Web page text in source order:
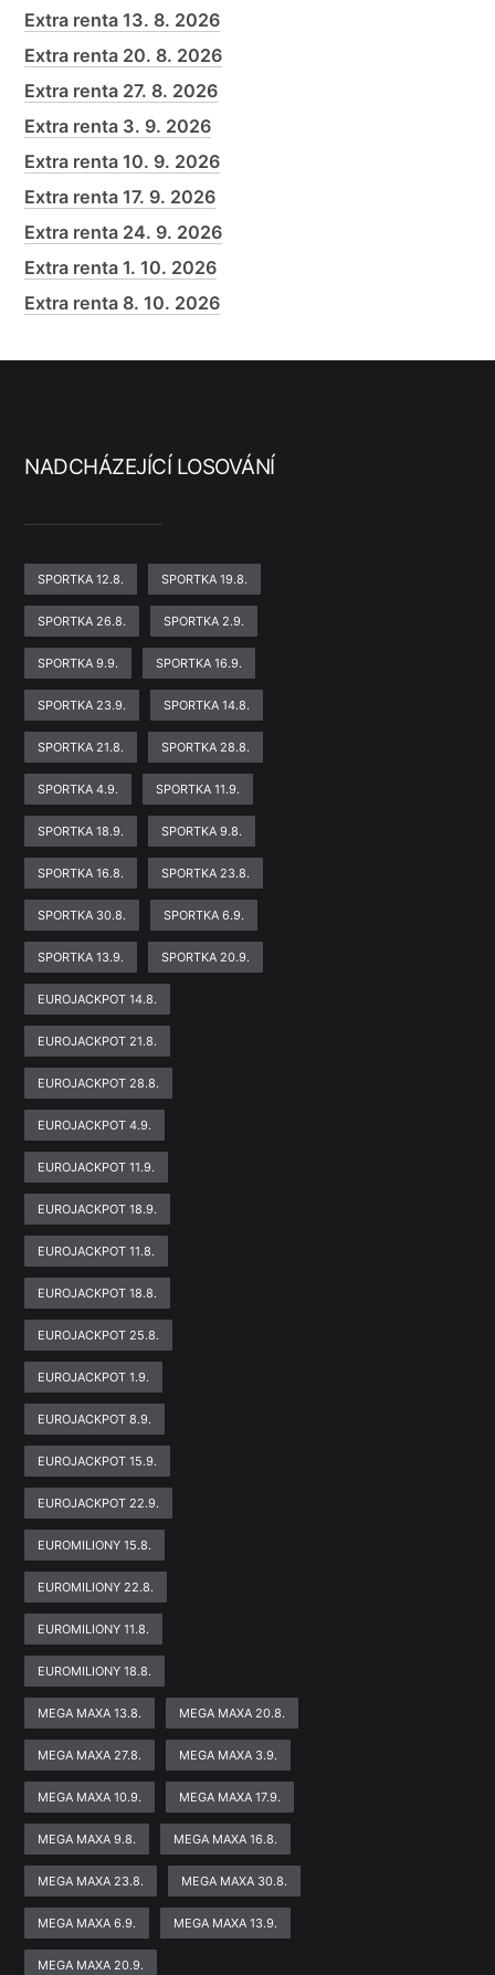
Extra renta 13. 8. 2026
Extra renta 20. 8. 2026
Extra renta 27. 8. 2026
Extra renta 3. 9. 2026
Extra renta 10. 9. 2026
Extra renta 17. 9. 2026
Extra renta 24. 9. 2026
Extra renta 1. 10. 2026
Extra renta 8. 10. 2026
NADCHÁZEJÍCÍ LOSOVÁNÍ
SPORTKA 12.8. SPORTKA 19.8.
SPORTKA 26.8. SPORTKA 2.9.
SPORTKA 9.9. SPORTKA 16.9.
SPORTKA 23.9. SPORTKA 14.8.
SPORTKA 21.8. SPORTKA 28.8.
SPORTKA 4.9. SPORTKA 11.9.
SPORTKA 18.9. SPORTKA 9.8.
SPORTKA 16.8. SPORTKA 23.8.
SPORTKA 30.8. SPORTKA 6.9.
SPORTKA 13.9. SPORTKA 20.9.
EUROJACKPOT 14.8.
EUROJACKPOT 21.8.
EUROJACKPOT 28.8.
EUROJACKPOT 4.9.
EUROJACKPOT 11.9.
EUROJACKPOT 18.9.
EUROJACKPOT 11.8.
EUROJACKPOT 18.8.
EUROJACKPOT 25.8.
EUROJACKPOT 1.9.
EUROJACKPOT 8.9.
EUROJACKPOT 15.9.
EUROJACKPOT 22.9.
EUROMILIONY 15.8.
EUROMILIONY 22.8.
EUROMILIONY 11.8.
EUROMILIONY 18.8.
MEGA MAXA 13.8. MEGA MAXA 20.8.
MEGA MAXA 27.8. MEGA MAXA 3.9.
MEGA MAXA 10.9. MEGA MAXA 17.9.
MEGA MAXA 9.8. MEGA MAXA 16.8.
MEGA MAXA 23.8. MEGA MAXA 30.8.
MEGA MAXA 6.9. MEGA MAXA 13.9.
MEGA MAXA 20.9.